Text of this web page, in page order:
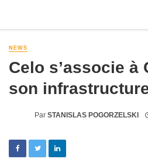
NEWS
Celo s’associe à
son
Par STANISLAS POGORZELSKI